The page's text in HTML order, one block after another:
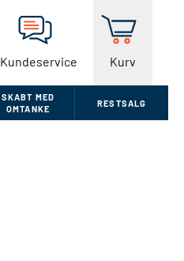
Kundeservice Kurv
SKABT MED
OMTANKE
RESTSALG